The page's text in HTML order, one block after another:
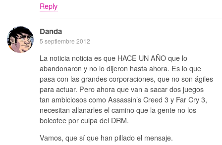
Reply
Danda
5 septiembre 2012
La noticia noticia es que HACE UN AÑO que lo
abandonaron y no lo dijeron hasta ahora. Es lo que
pasa con las grandes corporaciones, que no son ágiles
para actuar. Pero ahora que van a sacar dos juegos
tan ambiciosos como Assassin’s Creed 3 y Far Cry 3,
necesitan allanarles el camino que la gente no los
boicotee por culpa del DRM.
Vamos, que sí que han pillado el mensaje.